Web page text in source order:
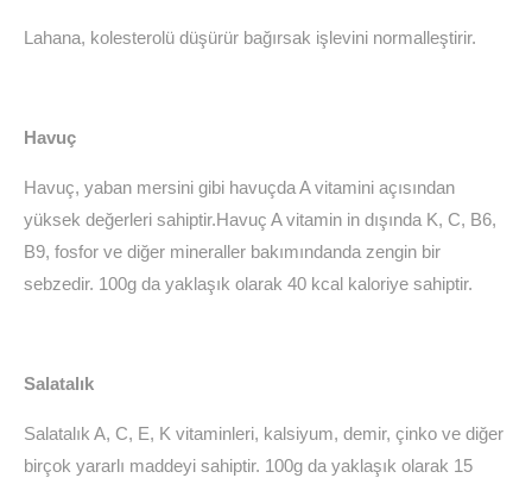
Lahana, kolesterolü düşürür bağırsak işlevini normalleştirir.
Havuç
Havuç, yaban mersini gibi havuçda A vitamini açısından
yüksek değerleri sahiptir.Havuç A vitamin in dışında K, C, B6,
B9, fosfor ve diğer mineraller bakımındanda zengin bir
sebzedir. 100g da yaklaşık olarak 40 kcal kaloriye sahiptir.
Salatalık
Salatalık A, C, E, K vitaminleri, kalsiyum, demir, çinko ve diğer
birçok yararlı maddeyi sahiptir. 100g da yaklaşık olarak 15